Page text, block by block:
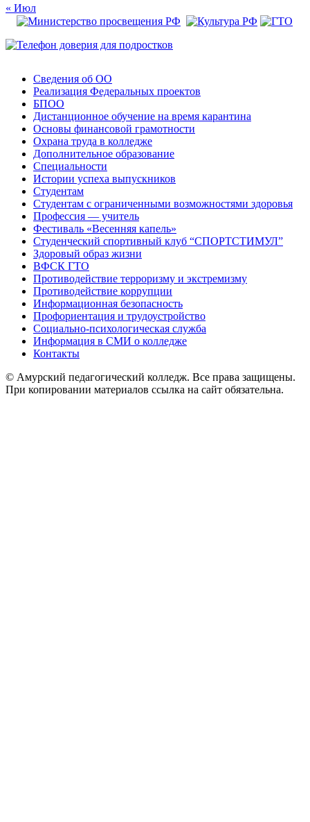
« Июл
Сведения об ОО
Реализация Федеральных проектов
БПОО
Дистанционное обучение на время карантина
Основы финансовой грамотности
Охрана труда в колледже
Дополнительное образование
Специальности
Истории успеха выпускников
Студентам
Студентам с ограниченными возможностями здоровья
Профессия — учитель
Фестиваль «Весенняя капель»
Студенческий спортивный клуб “СПОРТСТИМУЛ”
Здоровый образ жизни
ВФСК ГТО
Противодействие терроризму и экстремизму
Противодействие коррупции
Информационная безопасность
Профориентация и трудоустройство
Социально-психологическая служба
Информация в СМИ о колледже
Контакты
© Амурский педагогический колледж. Все права защищены.
При копировании материалов ссылка на сайт обязательна.